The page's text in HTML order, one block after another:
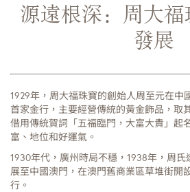
源遠根深：周大
發展
1929年，周大福珠寶的創始人周至元在中
首家金行，主要經營傳統的黃金飾品，取
借用傳統賀詞「五福臨門，大富大貴」起
富、地位和好運氣。
1930年代，廣州時局不穩，1938年，周
展至中國澳門，在澳門舊商業區草堆街開
行。